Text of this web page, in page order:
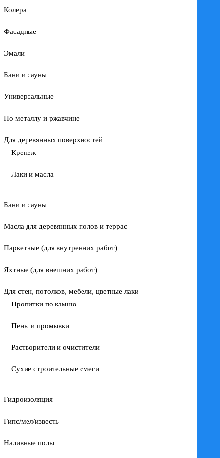
Колера
Фасадные
Эмали
Бани и сауны
Универсальные
По металлу и ржавчине
Для деревянных поверхностей
Крепеж
Лаки и масла
Бани и сауны
Масла для деревянных полов и террас
Паркетные (для внутренних работ)
Яхтные (для внешних работ)
Для стен, потолков, мебели, цветные лаки
Пропитки по камню
Пены и промывки
Растворители и очистители
Сухие строительные смеси
Гидроизоляция
Гипс/мел/известь
Наливные полы